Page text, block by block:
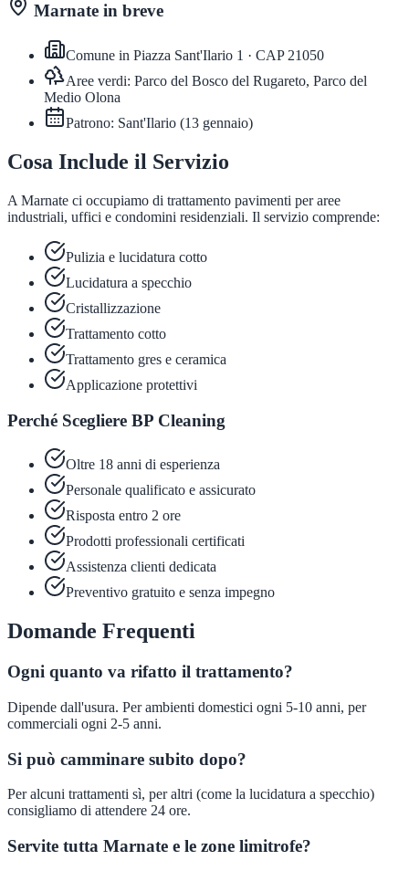
Marnate in breve
Comune in Piazza Sant'Ilario 1 · CAP 21050
Aree verdi: Parco del Bosco del Rugareto, Parco del
Medio Olona
Patrono: Sant'Ilario (13 gennaio)
Cosa Include il Servizio
A Marnate ci occupiamo di trattamento pavimenti per aree
industriali, uffici e condomini residenziali. Il servizio comprende:
Pulizia e lucidatura cotto
Lucidatura a specchio
Cristallizzazione
Trattamento cotto
Trattamento gres e ceramica
Applicazione protettivi
Perché Scegliere BP Cleaning
Oltre 18 anni di esperienza
Personale qualificato e assicurato
Risposta entro 2 ore
Prodotti professionali certificati
Assistenza clienti dedicata
Preventivo gratuito e senza impegno
Domande Frequenti
Ogni quanto va rifatto il trattamento?
Dipende dall'usura. Per ambienti domestici ogni 5-10 anni, per
commerciali ogni 2-5 anni.
Si può camminare subito dopo?
Per alcuni trattamenti sì, per altri (come la lucidatura a specchio)
consigliamo di attendere 24 ore.
Servite tutta Marnate e le zone limitrofe?